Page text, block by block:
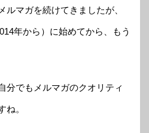
ルマガを続けてきましたが、
年から）に始めてから、もう
分でもメルマガのクオリティ
ね。